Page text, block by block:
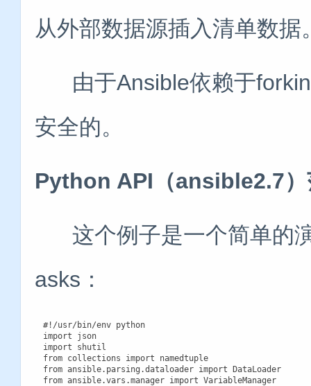
从外部数据源插入清单数据
由于Ansible依赖于
安全的。
Python API（ansible2.7）
这个例子是一个简单的
asks：
#!/usr/bin/env python
import json
import shutil
from collections import namedtuple
from ansible.parsing.dataloader import DataLoader
from ansible.vars.manager import VariableManager